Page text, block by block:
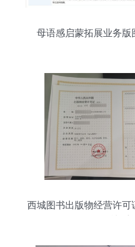
母语感启蒙拓展业务版
西城图书出版物经营许